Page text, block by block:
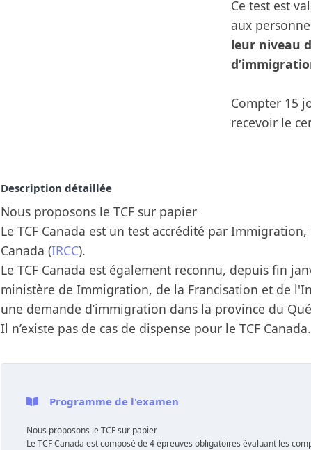
Ce test est
aux
leur niveau
Compter 15
recevoir le
Description détaillée
Nous proposons le TCF sur papier
Le TCF Canada est un test accrédité par
Canada (IRCC).
Le TCF Canada est également reconnu, depuis fin
ministère de Immigration, de la Francisation et de
une demande d’immigration dans la province du
Il n’existe pas de cas de dispense pour le TCF Canada.
Programme de l'examen
Nous proposons le TCF sur papier
Le TCF Canada est composé de 4 épreuves obligatoires évaluant les